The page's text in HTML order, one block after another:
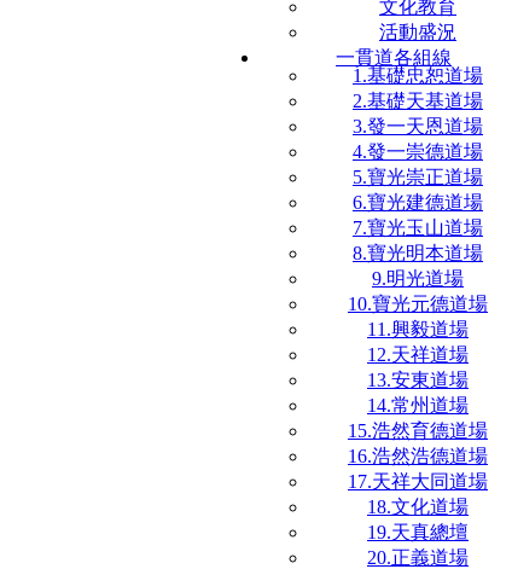
文化教育
活動盛況
一貫道各組線
1.基礎忠恕道場
2.基礎天基道場
3.發一天恩道場
4.發一崇德道場
5.寶光崇正道場
6.寶光建德道場
7.寶光玉山道場
8.寶光明本道場
9.明光道場
10.寶光元德道場
11.興毅道場
12.天祥道場
13.安東道場
14.常州道場
15.浩然育德道場
16.浩然浩德道場
17.天祥大同道場
18.文化道場
19.天真總壇
20.正義道場